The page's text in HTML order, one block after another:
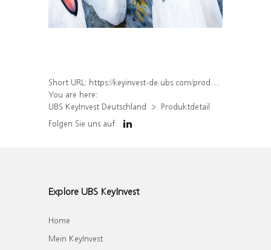
Short URL: https://keyinvest-de.ubs.com/produkt/detail/index/isin/DE000WA6YG23
You are here:
UBS KeyInvest Deutschland
Produktdetail
Folgen Sie uns auf
Explore UBS KeyInvest
Home
Mein KeyInvest